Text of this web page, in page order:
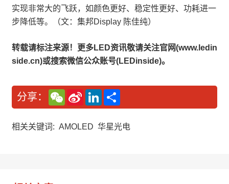
实现非常大的飞跃，如颜色更好、稳定性更好、功耗进一
步降低等。（文：集邦Display 陈佳纯）
转载请标注来源！更多LED资讯敬请关注官网(www.ledin
side.cn)或搜索微信公众账号(LEDinside)。
分享：
W
e
C
a
S
n
W
L
n
e
相关关键词: AMOLED 华星光电